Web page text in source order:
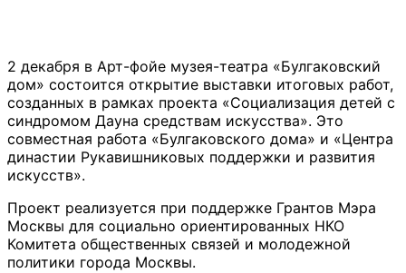
2 декабря в Арт-фойе музея-театра «Булгаковский
дом» состоится открытие выставки итоговых работ,
созданных в рамках проекта «Социализация детей с
синдромом Дауна средствам искусства». Это
совместная работа «Булгаковского дома» и «Центра
династии Рукавишниковых поддержки и развития
искусств».
Проект реализуется при поддержке Грантов Мэра
Москвы для социально ориентированных НКО
Комитета общественных связей и молодежной
политики города Москвы.